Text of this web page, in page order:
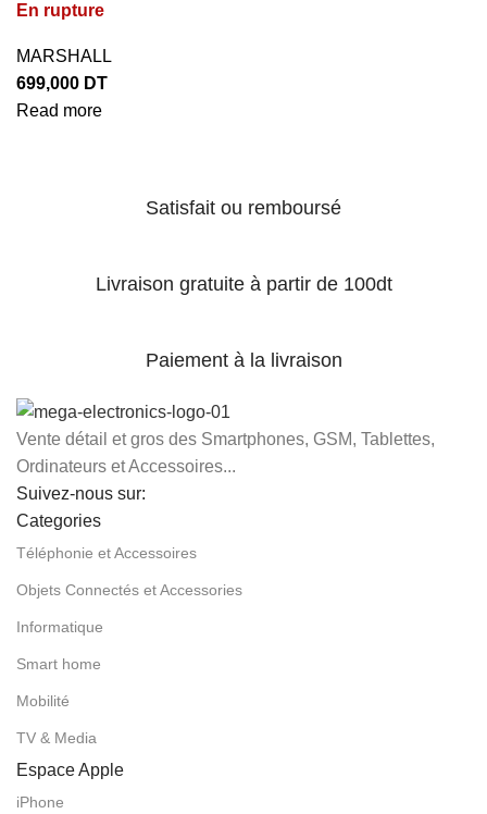
En rupture
MARSHALL
699,000 DT
Read more
Satisfait ou remboursé
Livraison gratuite à partir de 100dt
Paiement à la livraison
Vente détail et gros des Smartphones, GSM, Tablettes,
Ordinateurs et Accessoires...
Suivez-nous sur:
Categories
Téléphonie et Accessoires
Objets Connectés et Accessories
Informatique
Smart home
Mobilité
TV & Media
Espace Apple
iPhone